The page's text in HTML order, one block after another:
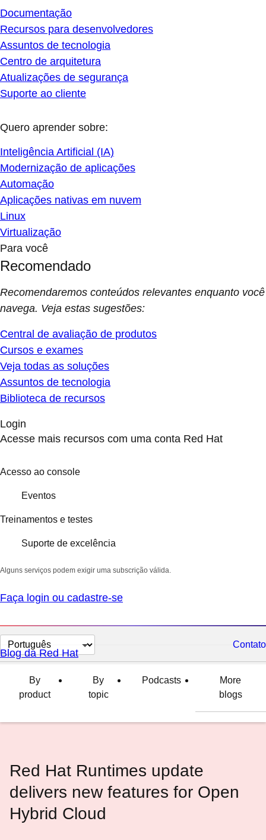
Documentação
Recursos para desenvolvedores
Assuntos de tecnologia
Centro de arquitetura
Atualizações de segurança
Suporte ao cliente
Quero aprender sobre:
Inteligência Artificial (IA)
Modernização de aplicações
Automação
Aplicações nativas em nuvem
Linux
Virtualização
Para você
Recomendado
Recomendaremos conteúdos relevantes enquanto você
navega. Veja estas sugestões:
Central de avaliação de produtos
Cursos e exames
Veja todas as soluções
Assuntos de tecnologia
Biblioteca de recursos
Login
Acesse mais recursos com uma conta Red Hat
Acesso ao console
Eventos
Treinamentos e testes
Suporte de excelência
Alguns serviços podem exigir uma subscrição válida.
Faça login ou cadastre-se
Selecionar
idioma
Contato
Blog da Red Hat
By
product
By
topic
Podcasts
More
blogs
Red Hat Runtimes update
delivers new features for Open
Hybrid Cloud